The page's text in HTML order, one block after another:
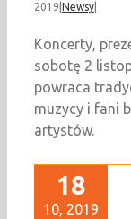
2019 Newsy
Koncerty,
sobotę 2
powraca
muzycy i fani
artystów.
18
10, 2019